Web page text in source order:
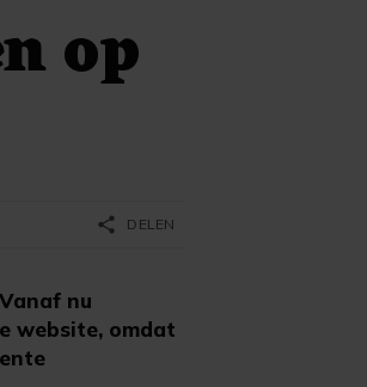
op
nu
website, omdat
share DELEN